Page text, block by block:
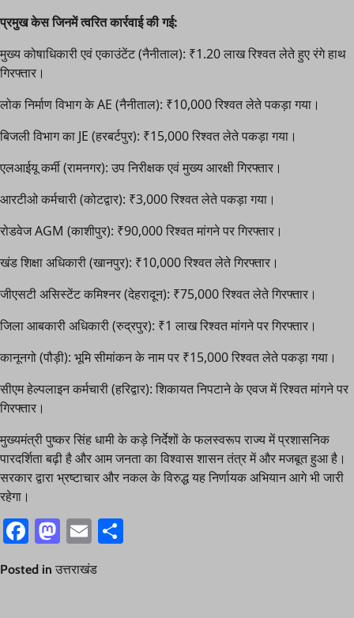
प्रमुख केस जिनमें त्वरित कार्रवाई की गई:
मुख्य कोषाधिकारी एवं एकाउंटेंट (नैनीताल): ₹1.20 लाख रिश्वत लेते हुए रंगे हाथ
गिरफ्तार।
लोक निर्माण विभाग के AE (नैनीताल): ₹10,000 रिश्वत लेते पकड़ा गया।
बिजली विभाग का JE (हरबर्टपुर): ₹15,000 रिश्वत लेते पकड़ा गया।
एलआईयू कर्मी (रामनगर): उप निरीक्षक एवं मुख्य आरक्षी गिरफ्तार।
आरटीओ कर्मचारी (कोटद्वार): ₹3,000 रिश्वत लेते पकड़ा गया।
रोडवेज AGM (काशीपुर): ₹90,000 रिश्वत मांगने पर गिरफ्तार।
खंड शिक्षा अधिकारी (खानपुर): ₹10,000 रिश्वत लेते गिरफ्तार।
जीएसटी असिस्टेंट कमिश्नर (देहरादून): ₹75,000 रिश्वत लेते गिरफ्तार।
जिला आबकारी अधिकारी (रुद्रपुर): ₹1 लाख रिश्वत मांगने पर गिरफ्तार।
कानूनगो (पौड़ी): भूमि सीमांकन के नाम पर ₹15,000 रिश्वत लेते पकड़ा गया।
सीएम हेल्पलाइन कर्मचारी (हरिद्वार): शिकायत निपटाने के एवज में रिश्वत मांगने पर
गिरफ्तार।
मुख्यमंत्री पुष्कर सिंह धामी के कड़े निर्देशों के फलस्वरूप राज्य में प्रशासनिक
पारदर्शिता बढ़ी है और आम जनता का विश्वास शासन तंत्र में और मजबूत हुआ है।
सरकार द्वारा भ्रष्टाचार और नकल के विरुद्ध यह निर्णायक अभियान आगे भी जारी
रहेगा।
Facebook
Mastodon
Email
Posted in उत्तराखंड